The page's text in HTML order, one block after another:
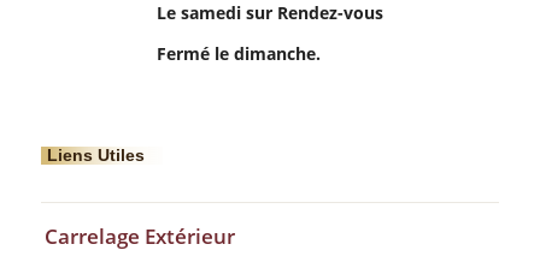
Le samedi sur Rendez-vous
Fermé le dimanche.
Liens Utiles
Carrelage Extérieur